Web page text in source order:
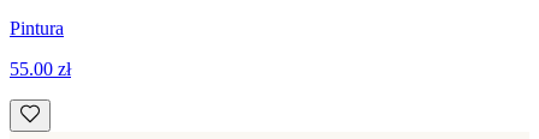
Pintura
55.00 zł